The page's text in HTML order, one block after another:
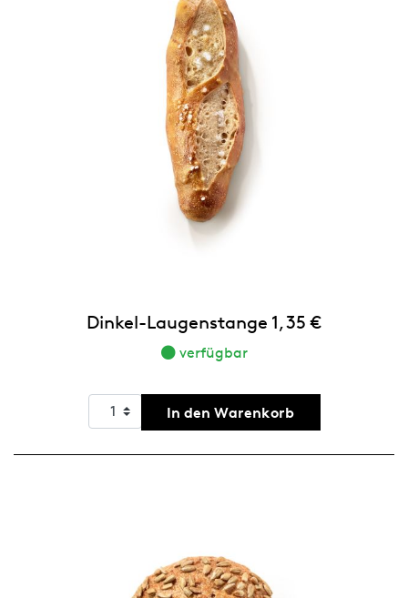
Dinkel-Laugenstange 1,35 €
verfügbar
In den Warenkorb